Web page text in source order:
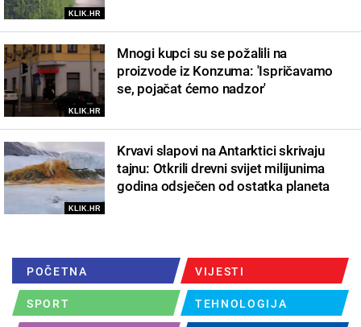
KLIK.HR
KLIK.HR
Mnogi kupci su se požalili na
proizvode iz Konzuma: 'Ispričavamo
se, pojačat ćemo nadzor'
KLIK.HR
Krvavi slapovi na Antarktici skrivaju
tajnu: Otkrili drevni svijet milijunima
godina odsječen od ostatka planeta
POČETNA VIJESTI
SPORT TEHNOLOGIJA